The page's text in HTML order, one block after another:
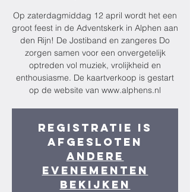
Op zaterdagmiddag 12 april wordt het een
groot feest in de Adventskerk in Alphen aan
den Rijn! De Jostiband en zangeres Do
zorgen samen voor een onvergetelijk
optreden vol muziek, vrolijkheid en
enthousiasme. De kaartverkoop is gestart
op de website van www.alphens.nl
Registratie is
afgesloten
Andere
evenementen
bekijken